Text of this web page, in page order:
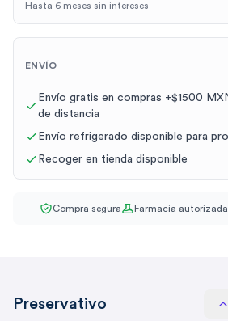
Hasta 6 meses sin intereses
ENVÍO
Envío gratis en compras +$1500
de distancia
Envío refrigerado disponible para
Recoger en tienda disponible
Compra segura Farmacia autorizada
Preservativo